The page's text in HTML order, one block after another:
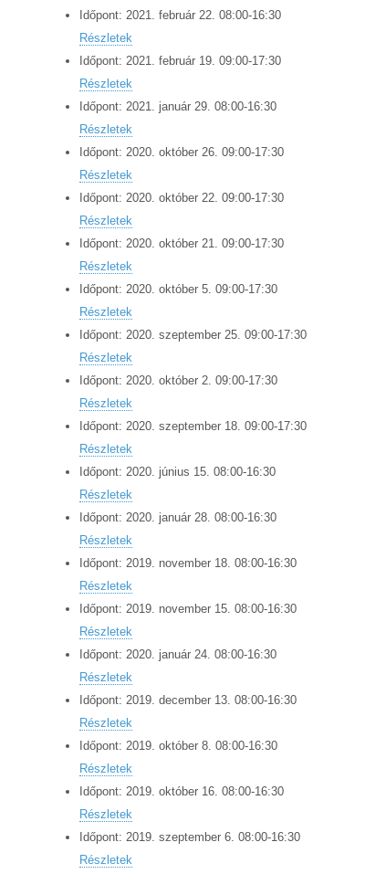
Időpont: 2021. február 22 08:00-16:30
Részletek
Időpont: 2021. február 19 09:00-17:30
Részletek
Időpont: 2021. január 29 08:00-16:30
Részletek
Időpont: 2020. október 26 09:00-17:30
Részletek
Időpont: 2020. október 22 09:00-17:30
Részletek
Időpont: 2020. október 21 09:00-17:30
Részletek
Időpont: 2020. október 5 09:00-17:30
Részletek
Időpont: 2020. szeptember 25 09:00-17:30
Részletek
Időpont: 2020. október 2 09:00-17:30
Részletek
Időpont: 2020. szeptember 18 09:00-17:30
Részletek
Időpont: 2020. június 15 08:00-16:30
Részletek
Időpont: 2020. január 28 08:00-16:30
Részletek
Időpont: 2019. november 18 08:00-16:30
Részletek
Időpont: 2019. november 15 08:00-16:30
Részletek
Időpont: 2020. január 24 08:00-16:30
Részletek
Időpont: 2019. december 13 08:00-16:30
Részletek
Időpont: 2019. október 8 08:00-16:30
Részletek
Időpont: 2019. október 16 08:00-16:30
Részletek
Időpont: 2019. szeptember 6 08:00-16:30
Részletek